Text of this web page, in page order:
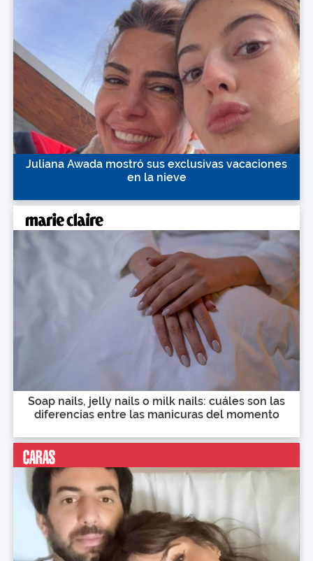
Juliana Awada mostró sus exclusivas vacaciones
en la nieve
Soap nails, jelly nails o milk nails: cuáles son las
diferencias entre las manicuras del momento